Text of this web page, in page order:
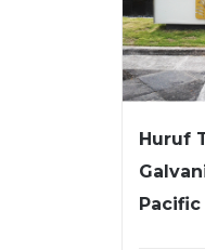
Huruf
Pacific